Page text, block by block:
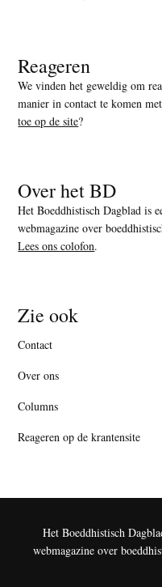
Reageren
We vinden het geweldig om
manier in contact te komen
toe op de site?
Over het BD
Het Boeddhistisch Dagblad is
webmagazine over
Lees ons colofon.
Zie ook
Contact
Over ons
Columns
Reageren op de krantensite
Het Boeddhistisch
webmagazine over